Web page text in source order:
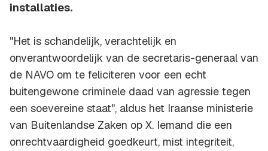
installaties.
"Het is schandelijk, verachtelijk en
onverantwoordelijk van de secretaris-generaal van
de NAVO om te feliciteren voor een echt
buitengewone criminele daad van agressie tegen
een soevereine staat", aldus het Iraanse ministerie
van Buitenlandse Zaken op X. Iemand die een
onrechtvaardigheid goedkeurt, mist integriteit,